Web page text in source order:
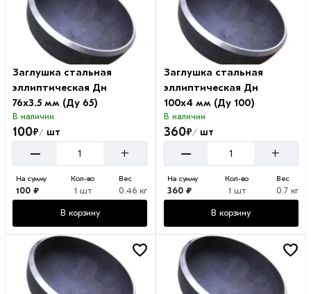
Заглушка стальная
эллиптическая Дн
76х3.5 мм (Ду 65)
В наличии
100₽/ шт
– +
На сумму
100 ₽
Кол-во
1 шт
Вес
0.46 кг
В корзину
Заглушка стальная
эллиптическая Дн
100х4 мм (Ду 100)
В наличии
360₽/шт
– +
На сумму
360 ₽
Кол-во
1 шт
Вес
0.7 кг
В корзину